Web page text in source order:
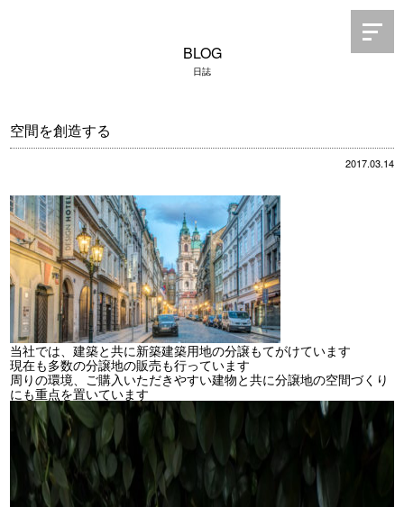
BLOG
日誌
空間を創造する
2017.03.14
当社では、建築と共に新築建築用地の分譲もてがけています
現在も多数の分譲地の販売も行っています
周りの環境、ご購入いただきやすい建物と共に分譲地の空間づくり
にも重点を置いています